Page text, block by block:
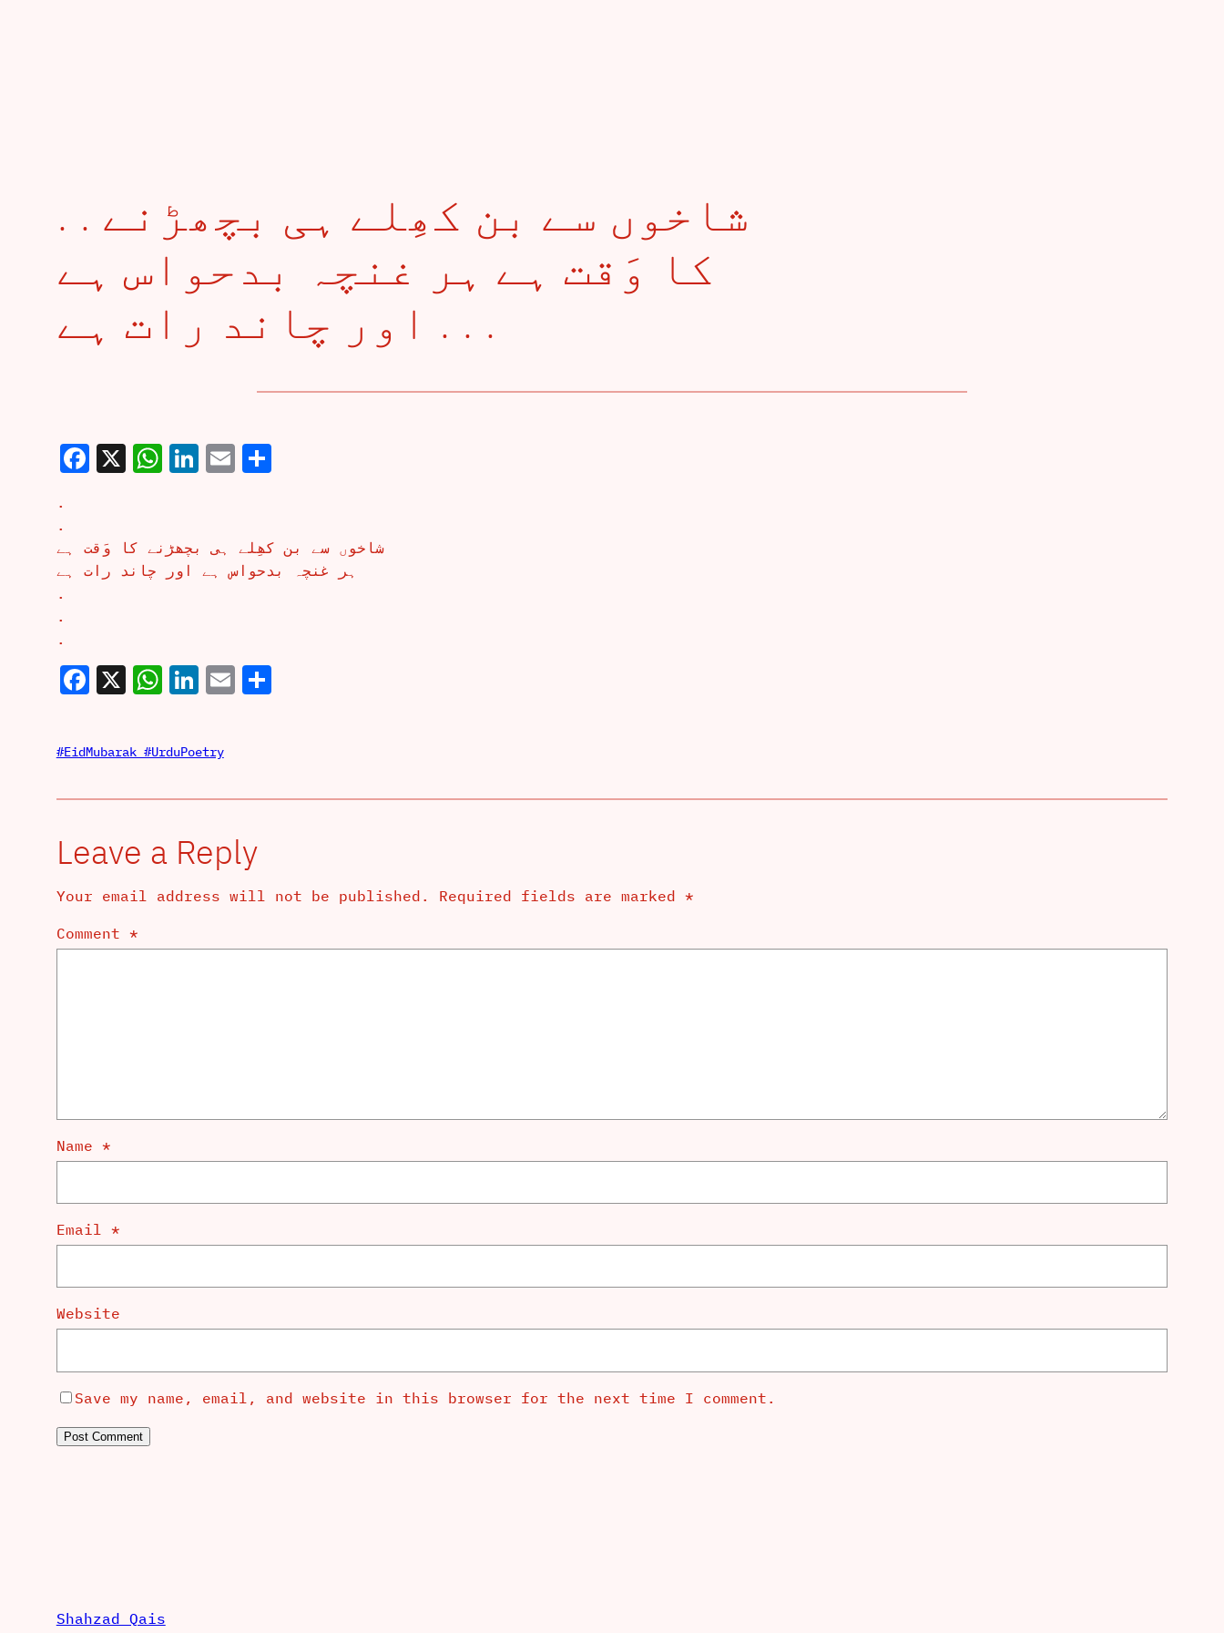
. . شاخوں سے بن کھِلے ہی بچھڑنے
کا وَقت ہے ہر غنچہ بدحواس ہے
اور چاند رات ہے . . .
Facebook
X WhatsApp
LinkedIn
EmailShare
.
.
شاخوں سے بن کھِلے ہی بچھڑنے کا وَقت ہے
ہر غنچہ بدحواس ہے اور چاند رات ہے
.
.
.
Facebook
X WhatsApp
LinkedIn
EmailShare
#EidMubarak #UrduPoetry
Leave a Reply
Your email address will not be published. Required fields are marked *
Comment *
Name *
Email *
Website
Save my name, email, and website in this browser for the next time I comment.
Shahzad Qais